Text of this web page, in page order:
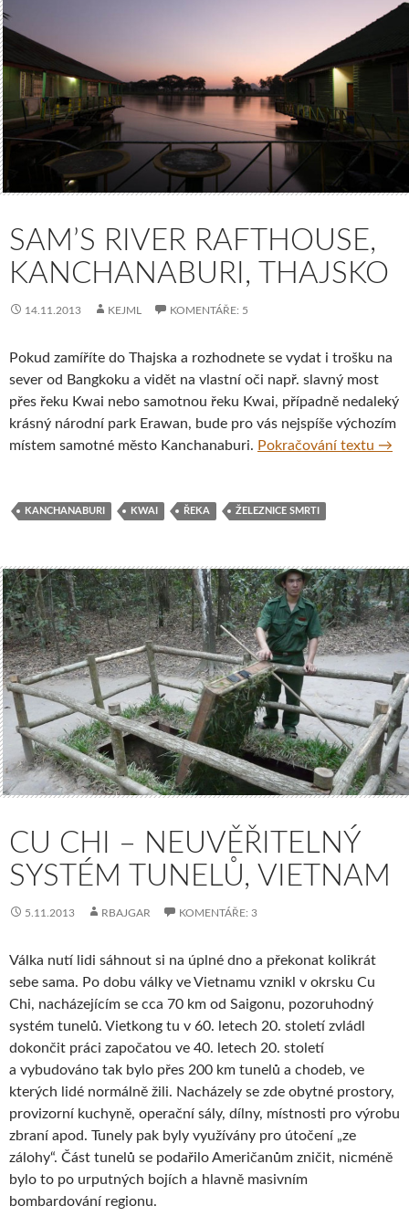
SAM’S RIVER RAFTHOUSE,
KANCHANABURI, THAJSKO
14.11.2013 KEJML KOMENTÁŘE: 5
Pokud zamíříte do Thajska a rozhodnete se vydat i trošku na
sever od Bangkoku a vidět na vlastní oči např. slavný most
přes řeku Kwai nebo samotnou řeku Kwai, případně nedaleký
krásný národní park Erawan, bude pro vás nejspíše výchozím
místem samotné město Kanchanaburi. Pokračování textu →
KANCHANABURI KWAI ŘEKA ŽELEZNICE SMRTI
CU CHI – NEUVĚŘITELNÝ
SYSTÉM TUNELŮ, VIETNAM
5.11.2013 RBAJGAR KOMENTÁŘE: 3
Válka nutí lidi sáhnout si na úplné dno a překonat kolikrát
sebe sama. Po dobu války ve Vietnamu vznikl v okrsku Cu
Chi, nacházejícím se cca 70 km od Saigonu, pozoruhodný
systém tunelů. Vietkong tu v 60. letech 20. století zvládl
dokončit práci započatou ve 40. letech 20. století
a vybudováno tak bylo přes 200 km tunelů a chodeb, ve
kterých lidé normálně žili. Nacházely se zde obytné prostory,
provizorní kuchyně, operační sály, dílny, místnosti pro výrobu
zbraní apod. Tunely pak byly využívány pro útočení „ze
zálohy“. Část tunelů se podařilo Američanům zničit, nicméně
bylo to po urputných bojích a hlavně masivním
bombardování regionu.